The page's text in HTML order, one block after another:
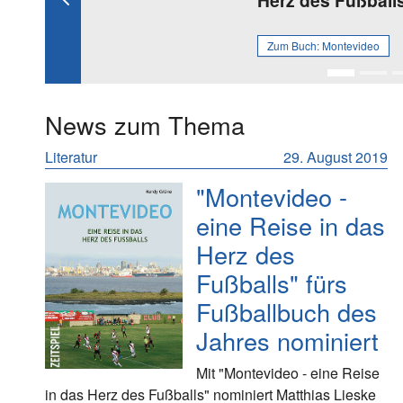
Zum Buch:Montevideo
News zum Thema
29. August 2019
Literatur
"Montevideo -
eine Reise in das
Herz des
Fußballs" fürs
Fußballbuch des
Jahres nominiert
Mit "Montevideo - eine Reise
in das Herz des Fußballs" nominiert Matthias Lieske